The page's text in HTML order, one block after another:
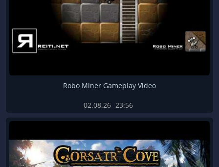
Robo Miner Gameplay Video
02.08.26 23:56